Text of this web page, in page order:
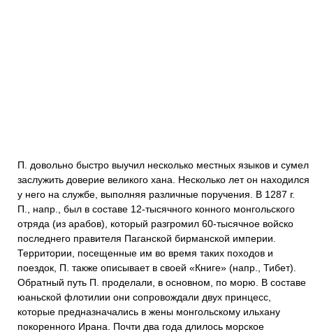
П. довольно быстро выучил несколько местных языков и сумел
заслужить доверие великого хана. Несколько лет он находился
у него на службе, выполняя различные поручения. В 1287 г.
П., напр., был в составе 12-тысячного конного монгольского
отряда (из арабов), который разгромил 60-тысячное войско
последнего правителя Паганской бирманской империи.
Территории, посещенные им во время таких походов и
поездок, П. также описывает в своей «Книге» (напр., Тибет).
Обратный путь П. проделали, в основном, по морю. В составе
юаньской флотилии они сопровождали двух принцесс,
которые предназначались в жены монгольскому ильхану
покоренного Ирана. Почти два года длилось морское